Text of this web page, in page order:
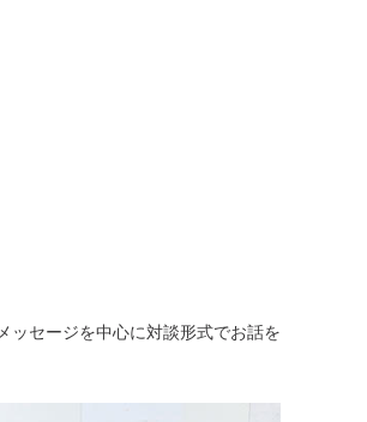
ッセージを中心に対談形式でお話を